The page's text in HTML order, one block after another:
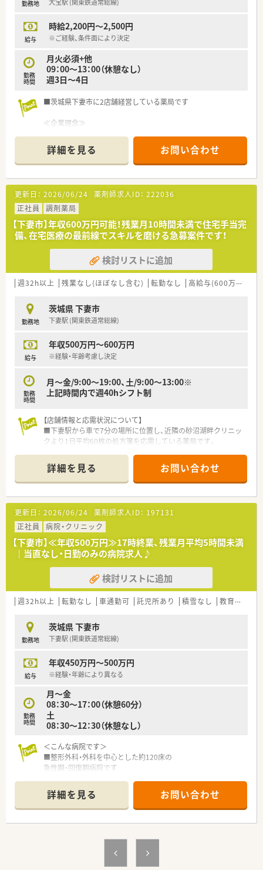
Learning による研修システム、
育専任スタッフによる個別フォロー、
認定薬剤師取得補助、大学病院実務研修 ほか
＼ こんな方におすすめ ／
■専門認定薬剤師の資格を活かしたい方
■大手調剤チェーンで働きたい方
エリアマネージャーなどのキャリアアップの希望がある方
勤務地
給与
時給2,200円～2,500円
※ご経験、条件面により決定
勤務
時間
月火必須+他
09：00～13：00（休憩なし）
週3日～4日
■茨城県下妻市に2店舗経営している薬局です
≪企業理念≫
お薬を受け取っていただく際の利便性だけでなく、重複投与や過
去の服薬状況の確認といった専門的なアドバイスや、より良いサ
ービスを提供することによって、患者さまが自発的に服用を行う
「アドヒアランスの向上」に貢献し、信頼される調剤薬局づくり
に取り組んでいます。
当薬局の従業員一人ひとりが「会社の代表である」という責任と
誇りを持ち、誠意をもって、誠実、かつ迅速な対応を心がけ、常に
医療サービスの向上に努めます。
詳細を見る お問い合わせ
更新日： 2026/06/24 薬剤師求人ID： 222036
正社員
調剤薬局
【下妻市】年収600万円可能！残業月10時間未満で住宅手当完
備、在宅医療の最前線でスキルを磨ける急募案件です！
検討リストに追加
週32h以上 残業なし(ほぼなし含む) 転勤なし 高給与(600万円以上)
勤務地
茨城県 下妻市
下妻駅 (関東鉄道常総線)
給与
年収500万円～600万円
※経験・年齢考慮し決定
勤務
時間
月～金/9:00～19:00、土/9:00～13:00※
上記時間内で週40hシフト制
【店舗情報と応需状況について】
■下妻駅から車で7分の場所に位置し、近隣の砂沼湖畔クリニッ
クより1日平均60枚の処方箋を応需している薬局です。
剤師3名と事務員3名の手厚い体制で業務を行っています。
■在宅医療は隣接する施設や8名の個人宅に対応しており、地域
に密着した多職種連携を間近で学べる環境が整っています。
【募集背景と求める人物像について】
■欠員補充に伴う急募案件のため、地域医療に貢献したいという
強い意欲をお持ちの薬剤師の方を積極的に募集しています。
■在宅医療のパイオニアとして知られる法人であり、専門性を高
めてチーム医療の一員として活躍したい方を求めています。
■経験や年齢は問いませんが、患者様や多職種の方々と円滑なコ
ミュニケーションを図れる柔軟な方を歓迎いたします。
【法人特徴について】
■茨城県西部を中心に約10店舗を展開し、予防・治療・介護の3本
■県内でいち早くクリーンベンチを導入するなど、在宅医療にお
ける設備投資と体制構築に非常に力を入れている法人です。
■アロマショップや薬膳カフェの運営も手がけており、従来の調
【こんな取り組みをしています】
者様のために医療機関へ貸し出す独自の事業を行っています。
■「健康工房」というイベントを定期開催し、漢方講座やハンド
マッサージを通じて地域住民のセルフケアを支援しています。
■最新の電子薬歴システムを導入し、外出先からでもリアルタイ
詳細を見る お問い合わせ
更新日： 2026/06/24 薬剤師求人ID： 197131
正社員
病院・クリニック
【下妻市】≪年収500万円≫17時終業、残業月平均5時間未満
｜当直なし・日勤のみの病院求人♪
検討リストに追加
週32h以上 転勤なし 車通勤可 託児所あり 積雪なし 教育制度あり
勤務地
茨城県 下妻市
下妻駅 (関東鉄道常総線)
給与
年収450万円～500万円
※経験・年齢により異なる
勤務
時間
月～金
08：30～17：00（休憩60分）
土
08：30～12：30（休憩なし）
＜こんな病院です＞
■整形外科・外科を中心とした約120床の
急性期・回復期病院です
ありの整形外科病院です
■関東鉄道常総線の下妻駅から徒歩で15分
とアクセスも良好♪
■病院の裏手にスーパーマーケットがあり、
詳細を見る お問い合わせ